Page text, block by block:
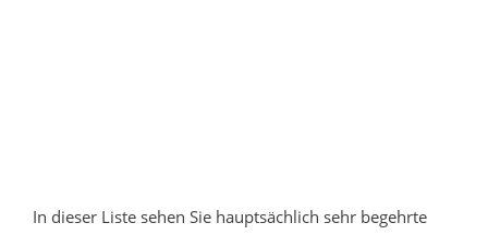
In dieser Liste sehen Sie hauptsächlich sehr begehrte